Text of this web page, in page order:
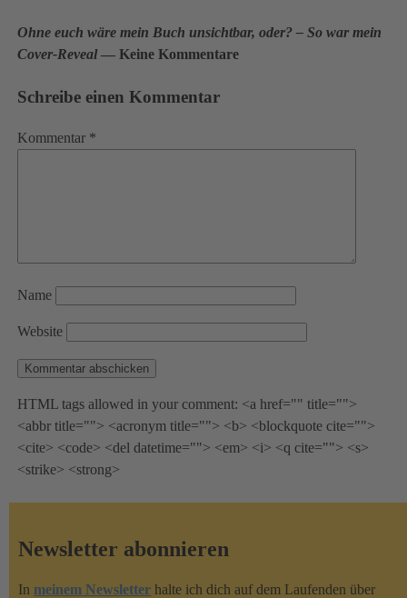
Ohne euch wäre mein Buch unsichtbar, oder? – So war mein
Cover-Reveal— Keine Kommentare
Schreibe einen Kommentar
Kommentar *
Name
Website
HTML tags allowed in your comment: <a href="" title="">
<abbr title=""> <acronym title=""> <b> <blockquote cite="">
<cite> <code> <del datetime=""> <em> <i> <q cite=""> <s>
<strike> <strong>
Newsletter abonnieren
In meinem Newsletter halte ich dich auf dem Laufenden über